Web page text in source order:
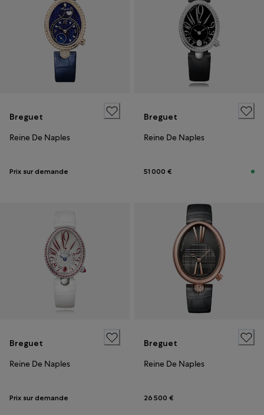
Breguet
Reine De Naples
Prix sur demande
Breguet
Reine De Naples
51 000 €
Breguet
Reine De Naples
Prix sur demande
Breguet
Reine De Naples
26 500 €